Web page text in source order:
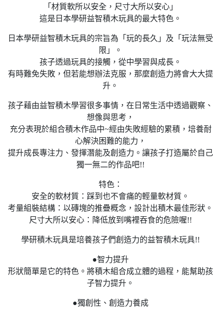
「材質軟所以安全，尺寸大所以安心」
這是日本學研益智積木玩具的最大特色。
日本學研益智積木玩具的宗旨為「玩的長久」及「玩法無受
限」。
孩子透過玩具的接觸，從中學習與成長。
有時難免失敗，但若能想辦法克服，那麼創造力將會大大提
升。
孩子藉由益智積木學習很多事情，在日常生活中透過觀察、
想像與思考，
充分表現於組合積木作品中~經由失敗經驗的累積，培養耐
心解決困難的能力，
提升成長專注力、發揮潛能及創造力。讓孩子打造屬於自己
獨一無二的作品吧!!
特色：
安全的軟材質：踩到也不會痛的輕量軟材質。
考量組裝結構：以磚塊的推疊概念，設計出積木最佳形狀。
尺寸大所以安心：降低放到嘴裡吞食的危險喔!!
學研積木玩具是培養孩子們創造力的益智積木玩具!!
●智力提升
形狀簡單是它的特色。將積木組合成立體的過程，能幫助孩
子智力提升。
●獨創性、創造力養成